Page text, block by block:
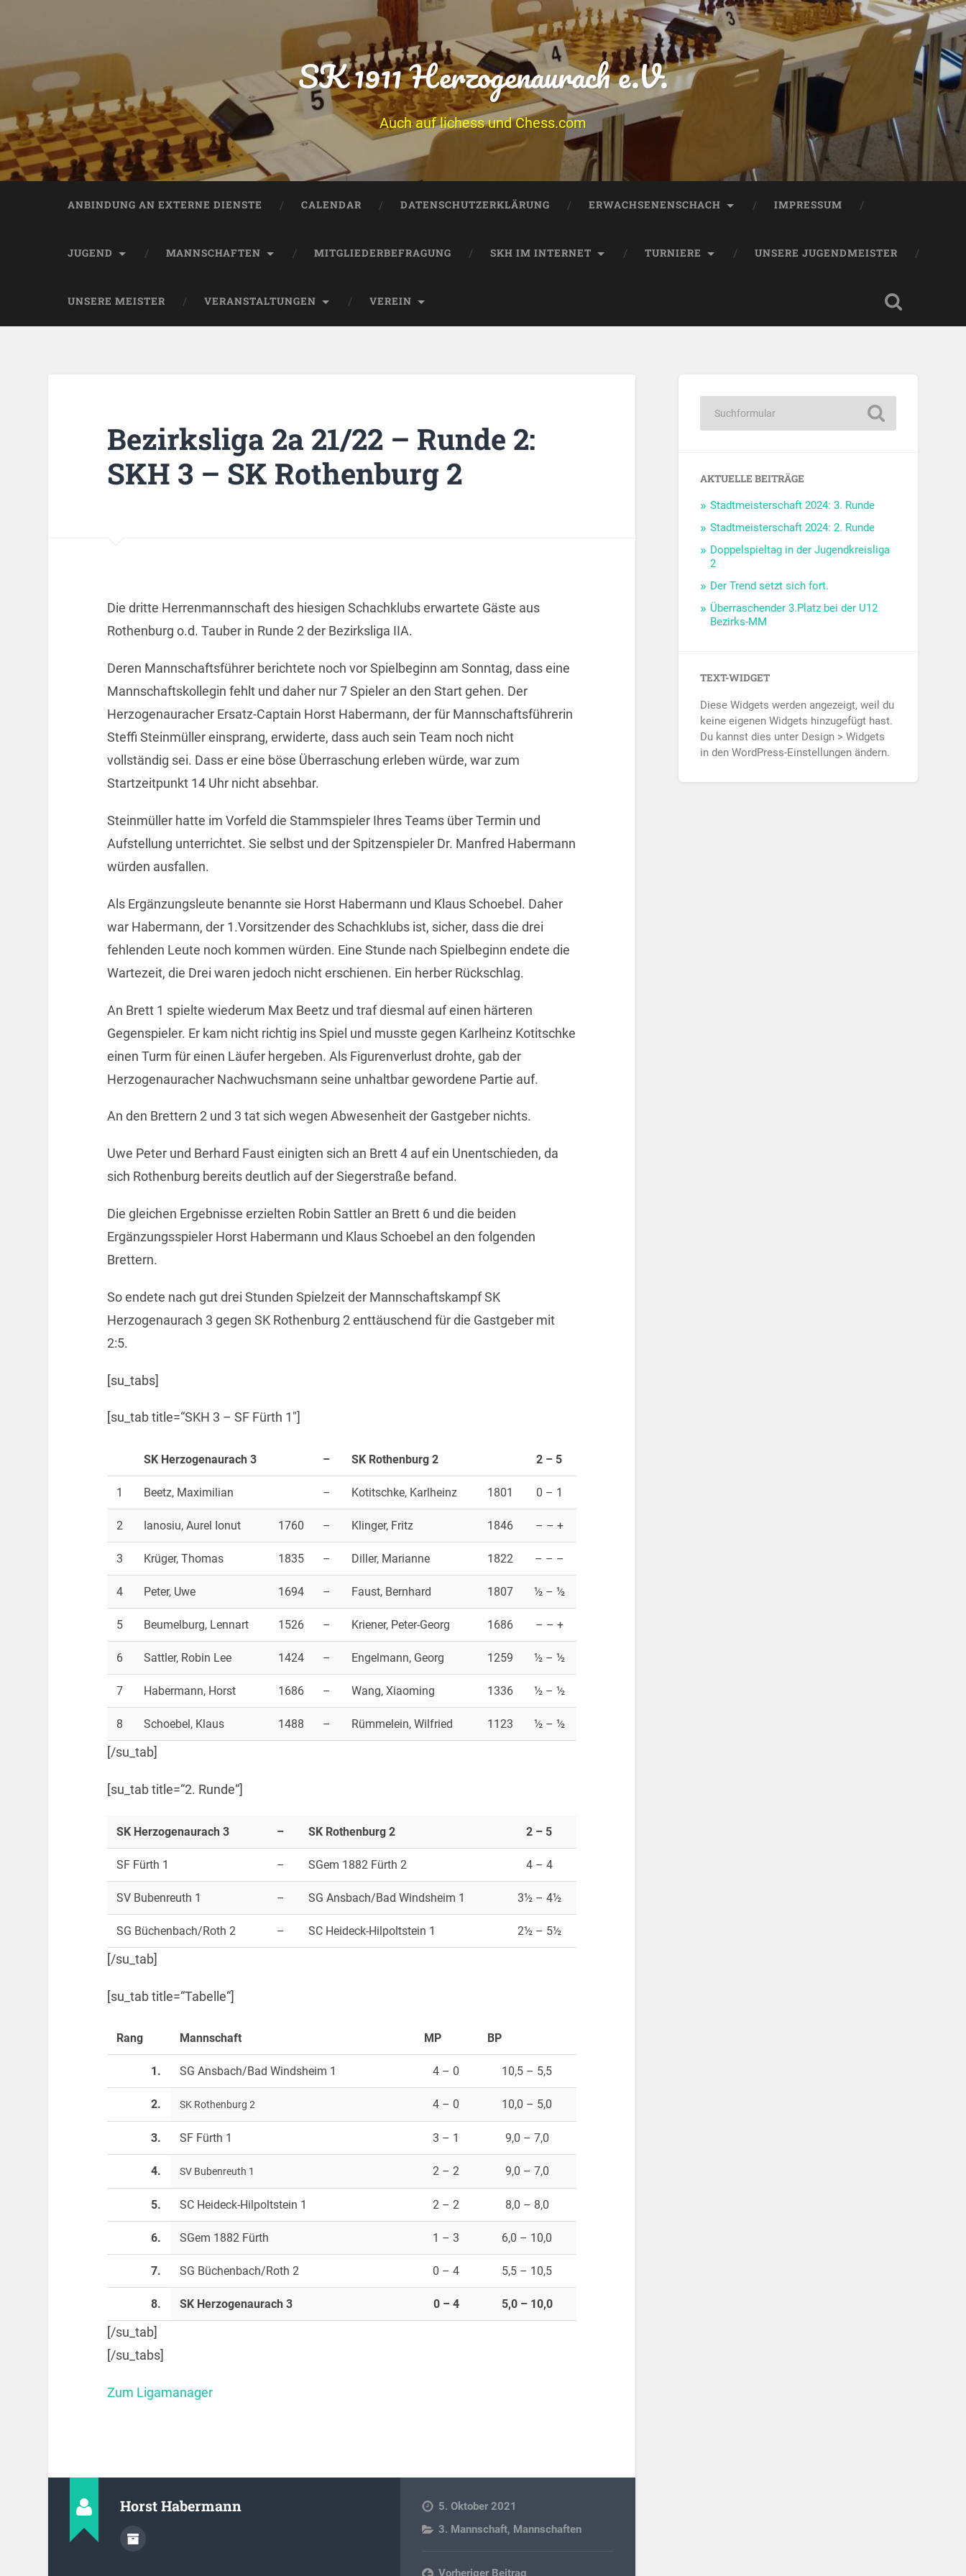
SK 1911 Herzogenaurach e.V.
Auch auf lichess und Chess.com
ANBINDUNG AN EXTERNE DIENSTE CALENDAR DATENSCHUTZERKLÄRUNG ERWACHSENENSCHACH IMPRESSUM
JUGEND MANNSCHAFTEN MITGLIEDERBEFRAGUNG SKH IM INTERNET TURNIERE UNSERE JUGENDMEISTER
UNSERE MEISTER VERANSTALTUNGEN VEREIN
Bezirksliga 2a 21/22 – Runde 2:
SKH 3 – SK Rothenburg 2
Die dritte Herrenmannschaft des hiesigen Schachklubs erwartete Gäste aus
Rothenburg o.d. Tauber in Runde 2 der Bezirksliga IIA.
Deren Mannschaftsführer berichtete noch vor Spielbeginn am Sonntag, dass eine
Mannschaftskollegin fehlt und daher nur 7 Spieler an den Start gehen. Der
Herzogenauracher Ersatz-Captain Horst Habermann, der für Mannschaftsführerin
Steffi Steinmüller einsprang, erwiderte, dass auch sein Team noch nicht
vollständig sei. Dass er eine böse Überraschung erleben würde, war zum
Startzeitpunkt 14 Uhr nicht absehbar.
Steinmüller hatte im Vorfeld die Stammspieler Ihres Teams über Termin und
Aufstellung unterrichtet. Sie selbst und der Spitzenspieler Dr. Manfred Habermann
würden ausfallen.
Als Ergänzungsleute benannte sie Horst Habermann und Klaus Schoebel. Daher
war Habermann, der 1.Vorsitzender des Schachklubs ist, sicher, dass die drei
fehlenden Leute noch kommen würden. Eine Stunde nach Spielbeginn endete die
Wartezeit, die Drei waren jedoch nicht erschienen. Ein herber Rückschlag.
An Brett 1 spielte wiederum Max Beetz und traf diesmal auf einen härteren
Gegenspieler. Er kam nicht richtig ins Spiel und musste gegen Karlheinz Kotitschke
einen Turm für einen Läufer hergeben. Als Figurenverlust drohte, gab der
Herzogenauracher Nachwuchsmann seine unhaltbar gewordene Partie auf.
An den Brettern 2 und 3 tat sich wegen Abwesenheit der Gastgeber nichts.
Uwe Peter und Berhard Faust einigten sich an Brett 4 auf ein Unentschieden, da
sich Rothenburg bereits deutlich auf der Siegerstraße befand.
Die gleichen Ergebnisse erzielten Robin Sattler an Brett 6 und die beiden
Ergänzungsspieler Horst Habermann und Klaus Schoebel an den folgenden
Brettern.
So endete nach gut drei Stunden Spielzeit der Mannschaftskampf SK
Herzogenaurach 3 gegen SK Rothenburg 2 enttäuschend für die Gastgeber mit
2:5.
[su_tabs]
[su_tab title=“SKH 3 – SF Fürth 1″]
SK Herzogenaurach 3 – SK Rothenburg 2 2 – 5
1 Beetz, Maximilian – Kotitschke, Karlheinz 1801 0 – 1
2 Ianosiu, Aurel Ionut 1760 – Klinger, Fritz 1846 – – +
3 Krüger, Thomas 1835 – Diller, Marianne 1822 – – –
4 Peter, Uwe 1694 – Faust, Bernhard 1807 ½ – ½
5 Beumelburg, Lennart 1526 – Kriener, Peter-Georg 1686 – – +
6 Sattler, Robin Lee 1424 – Engelmann, Georg 1259 ½ – ½
7 Habermann, Horst 1686 – Wang, Xiaoming 1336 ½ – ½
8 Schoebel, Klaus 1488 – Rümmelein, Wilfried 1123 ½ – ½
[/su_tab]
[su_tab title=“2. Runde“]
SK Herzogenaurach 3 – SK Rothenburg 2 2 – 5
SF Fürth 1 – SGem 1882 Fürth 2 4 – 4
SV Bubenreuth 1 – SG Ansbach/Bad Windsheim 1 3½ – 4½
SG Büchenbach/Roth 2 – SC Heideck-Hilpoltstein 1 2½ – 5½
[/su_tab]
[su_tab title=“Tabelle“]
Rang Mannschaft MP BP
1. SG Ansbach/Bad Windsheim 1 4 – 0 10,5 – 5,5
2. SK Rothenburg 2 4 – 0 10,0 – 5,0
3. SF Fürth 1 3 – 1 9,0 – 7,0
4. SV Bubenreuth 1 2 – 2 9,0 – 7,0
5. SC Heideck-Hilpoltstein 1 2 – 2 8,0 – 8,0
6. SGem 1882 Fürth 1 – 3 6,0 – 10,0
7. SG Büchenbach/Roth 2 0 – 4 5,5 – 10,5
8. SK Herzogenaurach 3 0 – 4 5,0 – 10,0
[/su_tab]
[/su_tabs]
Zum Ligamanager
Horst Habermann
5. Oktober 2021
3. Mannschaft, Mannschaften
Vorheriger Beitrag
AKTUELLE BEITRÄGE
Stadtmeisterschaft 2024: 3. Runde
Stadtmeisterschaft 2024: 2. Runde
Doppelspieltag in der Jugendkreisliga
2
Der Trend setzt sich fort.
Überraschender 3.Platz bei der U12
Bezirks-MM
TEXT-WIDGET
Diese Widgets werden angezeigt, weil du
keine eigenen Widgets hinzugefügt hast.
Du kannst dies unter Design > Widgets
in den WordPress-Einstellungen ändern.